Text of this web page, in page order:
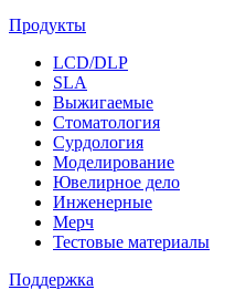
Продукты
LCD/DLP
SLA
Выжигаемые
Стоматология
Сурдология
Моделирование
Ювелирное дело
Инженерные
Мерч
Тестовые материалы
Поддержка